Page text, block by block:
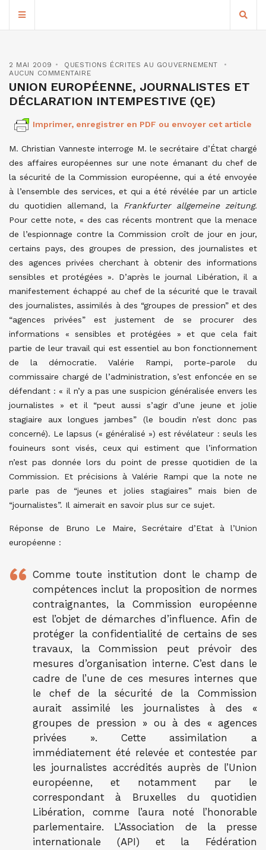
2 MAI 2009
QUESTIONS ÉCRITES AU GOUVERNEMENT
AUCUN COMMENTAIRE
UNION EUROPÉENNE, JOURNALISTES ET
DÉCLARATION INTEMPESTIVE (QE)
Imprimer, enregistrer en PDF ou envoyer cet article
M. Christian Vanneste interroge M. le secrétaire d’État chargé
des affaires européennes sur une note émanant du chef de
la sécurité de la Commission européenne, qui a été envoyée
à l’ensemble des services, et qui a été révélée par un article
du quotidien allemand, la Frankfurter allgemeine zeitung.
Pour cette note, « des cas récents montrent que la menace
de l’espionnage contre la Commission croît de jour en jour,
certains pays, des groupes de pression, des journalistes et
des agences privées cherchant à obtenir des informations
sensibles et protégées ». D’après le journal Libération, il a
manifestement échappé au chef de la sécurité que le travail
des journalistes, assimilés à des “groupes de pression” et des
“agences privées” est justement de se procurer des
informations « sensibles et protégées » et que cela fait
partie de leur travail qui est essentiel au bon fonctionnement
de la démocratie. Valérie Rampi, porte-parole du
commissaire chargé de l’administration, s’est enfoncée en se
défendant : « il n’y a pas une suspicion généralisée envers les
journalistes » et il “peut aussi s’agir d’une jeune et jolie
stagiaire aux longues jambes” (le boudin n’est donc pas
concerné). Le lapsus (« généralisé ») est révélateur : seuls les
fouineurs sont visés, ceux qui estiment que l’information
n’est pas donnée lors du point de presse quotidien de la
Commission. Et précisions à Valérie Rampi que la note ne
parle pas de “jeunes et jolies stagiaires” mais bien de
“journalistes”. Il aimerait en savoir plus sur ce sujet.
Réponse de Bruno Le Maire, Secrétaire d’Etat à l’Union
européenne :
Comme toute institution dont le champ de
compétences inclut la proposition de normes
contraignantes, la Commission européenne
est l’objet de démarches d’influence. Afin de
protéger la confidentialité de certains de ses
travaux, la Commission peut prévoir des
mesures d’organisation interne. C’est dans le
cadre de l’une de ces mesures internes que
le chef de la sécurité de la Commission
aurait assimilé les journalistes à des «
groupes de pression » ou à des « agences
privées ». Cette assimilation a
immédiatement été relevée et contestée par
les journalistes accrédités auprès de l’Union
européenne, et notamment par le
correspondant à Bruxelles du quotidien
Libération, comme l’aura noté l’honorable
parlementaire. L’Association de la presse
internationale (API) et la Fédération